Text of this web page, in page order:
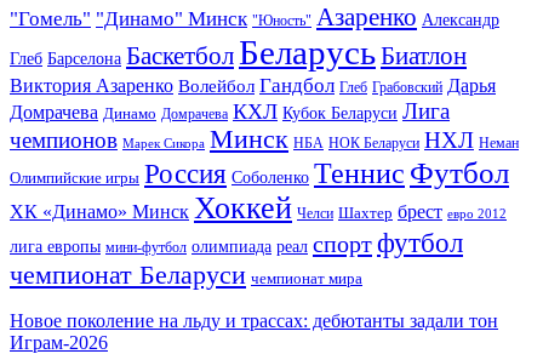
"Гомель" "Динамо" Минск "Юность" Азаренко Александр
Глеб Барселона Баскетбол БеларусьБиатлон
Виктория Азаренко Волейбол Гандбол Глеб Грабовский Дарья
Домрачева Динамо Домрачева КХЛ Кубок Беларуси Лига
чемпионов Марек Сикора Минск НБА НОК Беларуси НХЛ Неман
Олимпийские игры Россия Соболенко Теннис Футбол
ХК «Динамо» Минск Хоккей Челси Шахтер брест евро 2012
лига европы мини-футбол олимпиада реал спортфутбол
чемпионат Беларуси чемпионат мира
Новое поколение на льду и трассах: дебютанты задали тон
Играм-2026